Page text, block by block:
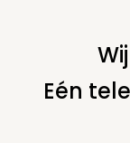
U bent hier: home
aandacht voor
Eén